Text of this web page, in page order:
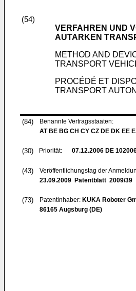
(54)
VERFAHREN UND
AUTARKEN
METHOD AND
TRANSPORT
PROCÉDÉ ET
TRANSPORT
(84)
Benannte Vertragsstaaten:
AT BE BG CH CY CZ DE DK EE
(30) Priorität: 07.12.2006 DE
(43)
Veröffentlichungstag der
23.09.2009 Patentblatt 2009/39
(73) Patentinhaber: KUKA Roboter
86165 Augsburg (DE)